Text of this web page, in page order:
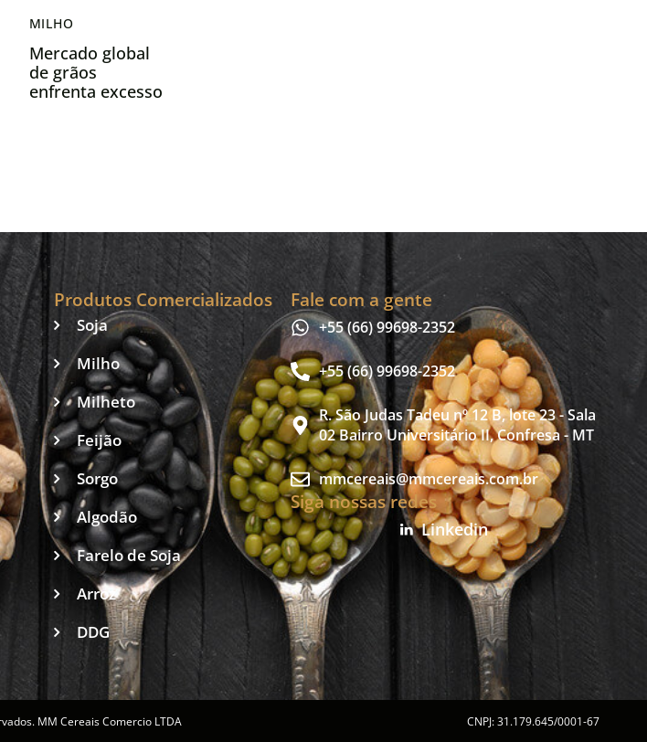
MILHO
Mercado global
de grãos
enfrenta excesso
Produtos Comercializados
Soja
Milho
Milheto
Feijão
Sorgo
Algodão
Farelo de Soja
Arroz
DDG
Fale com a gente
+55 (66) 99698-2352
+55 (66) 99698-2352
R. São Judas Tadeu nº 12 B, lote 23 - Sala
02 Bairro Universitário II, Confresa - MT
mmcereais@mmcereais.com.br
Siga nossas redes
Linkedin
MM Cereais Comercio LTDA CNPJ: 31.179.645/0001-67